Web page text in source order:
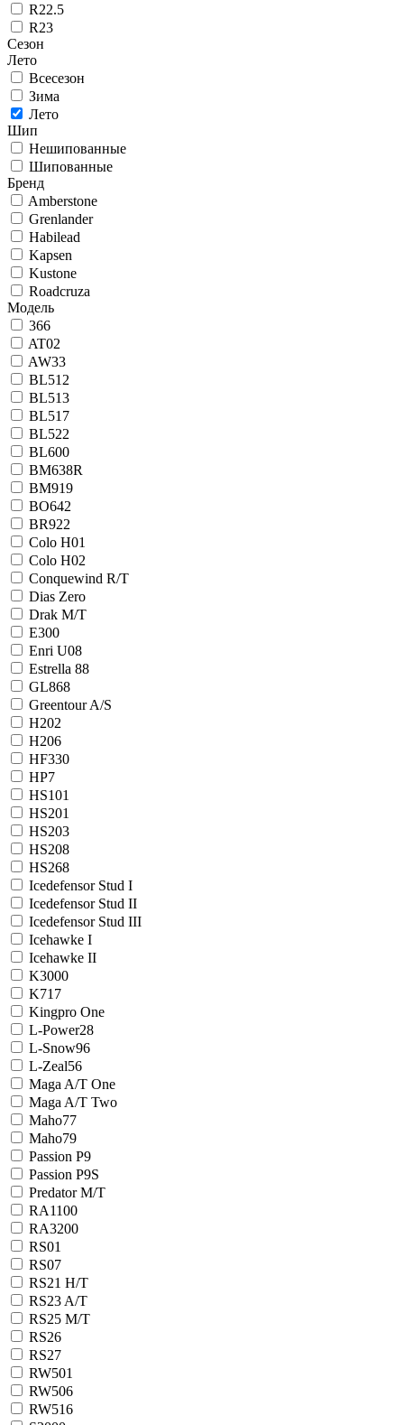
R22.5
R23
Сезон
Лето
Всесезон
Зима
Лето
Шип
Нешипованные
Шипованные
Бренд
Amberstone
Grenlander
Habilead
Kapsen
Kustone
Roadcruza
Модель
366
AT02
AW33
BL512
BL513
BL517
BL522
BL600
BM638R
BM919
BO642
BR922
Colo H01
Colo H02
Conquewind R/T
Dias Zero
Drak M/T
E300
Enri U08
Estrella 88
GL868
Greentour A/S
H202
H206
HF330
HP7
HS101
HS201
HS203
HS208
HS268
Icedefensor Stud I
Icedefensor Stud II
Icedefensor Stud III
Icehawke I
Icehawke II
K3000
K717
Kingpro One
L-Power28
L-Snow96
L-Zeal56
Maga A/T One
Maga A/T Two
Maho77
Maho79
Passion P9
Passion P9S
Predator M/T
RA1100
RA3200
RS01
RS07
RS21 H/T
RS23 A/T
RS25 M/T
RS26
RS27
RW501
RW506
RW516